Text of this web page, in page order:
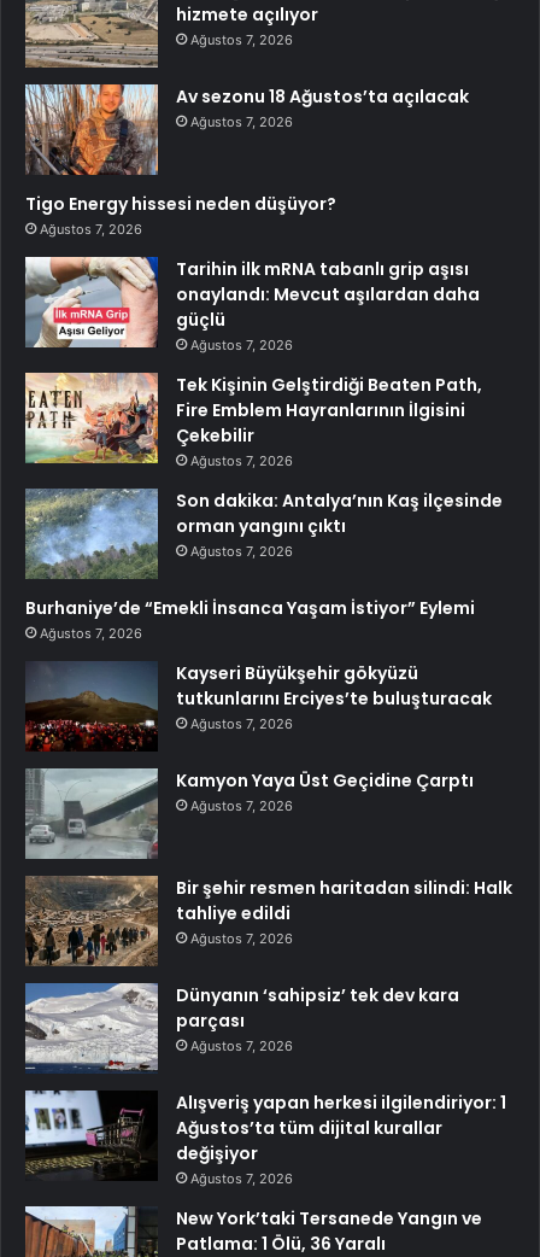
hizmete açılıyor
Ağustos 7, 2026
Av sezonu 18 Ağustos’ta açılacak
Ağustos 7, 2026
Tigo Energy hissesi neden düşüyor?
Ağustos 7, 2026
Tarihin ilk mRNA tabanlı grip aşısı
onaylandı: Mevcut aşılardan daha
güçlü
Ağustos 7, 2026
Tek Kişinin Gelştirdiği Beaten Path,
Fire Emblem Hayranlarının İlgisini
Çekebilir
Ağustos 7, 2026
Son dakika: Antalya’nın Kaş ilçesinde
orman yangını çıktı
Ağustos 7, 2026
Burhaniye’de “Emekli İnsanca Yaşam İstiyor” Eylemi
Ağustos 7, 2026
Kayseri Büyükşehir gökyüzü
tutkunlarını Erciyes’te buluşturacak
Ağustos 7, 2026
Kamyon Yaya Üst Geçidine Çarptı
Ağustos 7, 2026
Bir şehir resmen haritadan silindi: Halk
tahliye edildi
Ağustos 7, 2026
Dünyanın ‘sahipsiz’ tek dev kara
parçası
Ağustos 7, 2026
Alışveriş yapan herkesi ilgilendiriyor: 1
Ağustos’ta tüm dijital kurallar
değişiyor
Ağustos 7, 2026
New York’taki Tersanede Yangın ve
Patlama: 1 Ölü, 36 Yaralı